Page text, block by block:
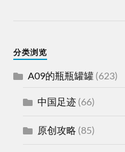
分类浏览
A09的瓶瓶罐罐 (623)
中国足迹 (66)
原创攻略 (85)